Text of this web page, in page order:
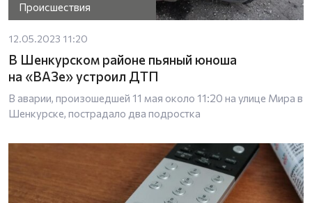
Происшествия
12.05.2023 11:20
В Шенкурском районе пьяный юноша
на «ВАЗе» устроил ДТП
В аварии, произошедшей 11 мая около 11:20 на улице Мира в
Шенкурске, пострадало два подростка